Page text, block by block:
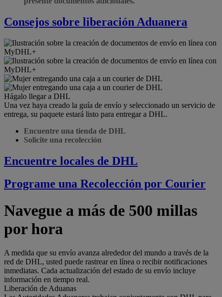
Consejos sobre liberación Aduanera
Hágalo llegar a DHL
Una vez haya creado la guía de envío y seleccionado un servicio de
entrega, su paquete estará listo para entregar a DHL.
Encuentre una tienda de DHL
Solicite una recolección
Encuentre locales de DHL
Programe una Recolección por Courier
Navegue a más de 500 millas
por hora
A medida que su envío avanza alrededor del mundo a través de la
red de DHL, usted puede rastrear en línea o recibir notificaciones
inmediatas. Cada actualización del estado de su envío incluye
información en tiempo real.
Liberación de Aduanas